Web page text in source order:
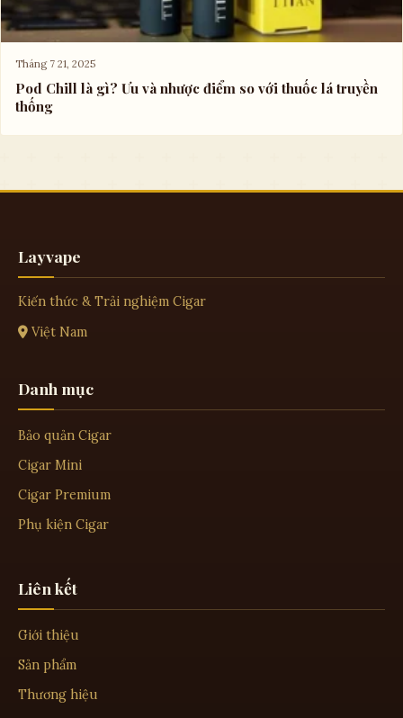
Tháng 7 21, 2025
Pod Chill là gì? Ưu và nhược điểm so với thuốc lá truyền
thống
Layvape
Kiến thức & Trải nghiệm Cigar
Việt Nam
Danh mục
Bảo quản Cigar
Cigar Mini
Cigar Premium
Phụ kiện Cigar
Liên kết
Giới thiệu
Sản phẩm
Thương hiệu